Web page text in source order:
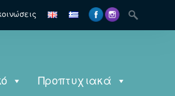
Προπτυχιακά